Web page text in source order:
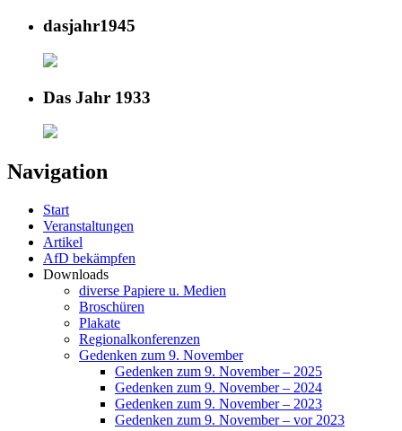
dasjahr1945
Das Jahr 1933
Navigation
Start
Veranstaltungen
Artikel
AfD bekämpfen
Downloads
diverse Papiere u. Medien
Broschüren
Plakate
Regionalkonferenzen
Gedenken zum 9. November
Gedenken zum 9. November – 2025
Gedenken zum 9. November – 2024
Gedenken zum 9. November – 2023
Gedenken zum 9. November – vor 2023